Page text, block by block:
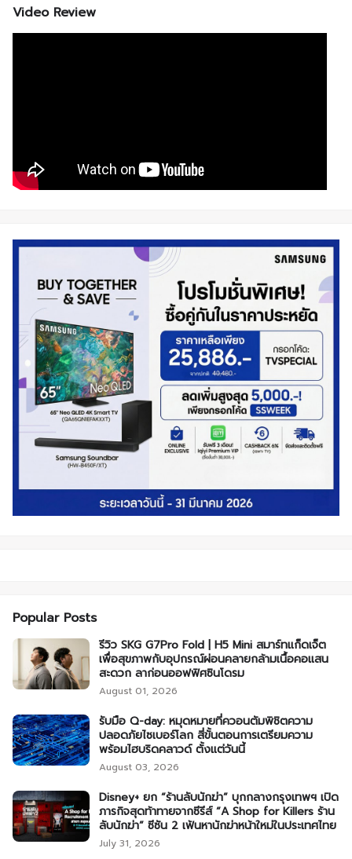
Video Review
Popular Posts
รีวิว SKG G7Pro Fold | H5 Mini สมาร์ทแก็ดเจ็ต
เพื่อสุขภาพกับอุปกรณ์ผ่อนคลายกล้ามเนื้อคอแสน
สะดวก ลาก่อนออฟฟิศซินโดรม
August 01, 2026
รับมือ Q-day: หมุดหมายที่ควอนตัมพิชิตความ
ปลอดภัยไซเบอร์โลก สี่ขั้นตอนการเตรียมความ
พร้อมไฮบริดคลาวด์ ตั้งแต่วันนี้
August 03, 2026
Disney+ ยก “ร้านลับนักฆ่า” บุกกลางกรุงเทพฯ เปิด
ภารกิจสุดท้าทายจากซีรีส์ “A Shop for Killers ร้าน
ลับนักฆ่า” ซีซัน 2 เฟ้นหานักฆ่าหน้าใหม่ในประเทศไทย
July 31, 2026